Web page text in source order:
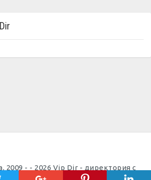
2009 - - 2026 Vip Dir - директория с
|